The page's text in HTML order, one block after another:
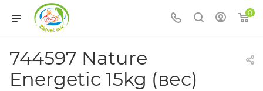
0
744597 Nature
Energetic 15kg (вес)